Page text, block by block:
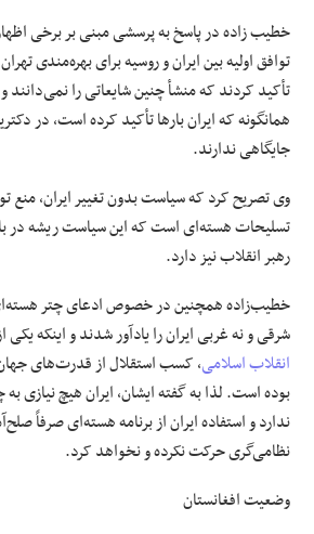
خطیب زاده در پاسخ به پرسشی مبنی بر برخی
توافق اولیه بین ایران و روسیه برای بهره‌مندی
تأکید کردند که منشأ چنین شایعاتی را نمی‌دانند
همانگونه که ایران بارها تأکید کرده است، در
جایگاهی ندارند.
وی تصریح کرد که سیاست بدون تغییر ایران، منع
تسلیحات هسته‌ای است که این سیاست ریشه در
رهبر انقلاب نیز دارد.
خطیب‌زاده همچنین در خصوص ادعای چتر
شرقی و نه غربی ایران را یادآور شدند و اینکه یکی
انقلاب اسلامی، کسب استقلال از قدرت‌های
بوده است. لذا به گفته ایشان، ایران هیچ نیازی
ندارد و استفاده ایران از برنامه هسته‌ای صرفاً
نظامی‌گری حرکت نکرده و نخواهد کرد.
وضعیت افغانستان